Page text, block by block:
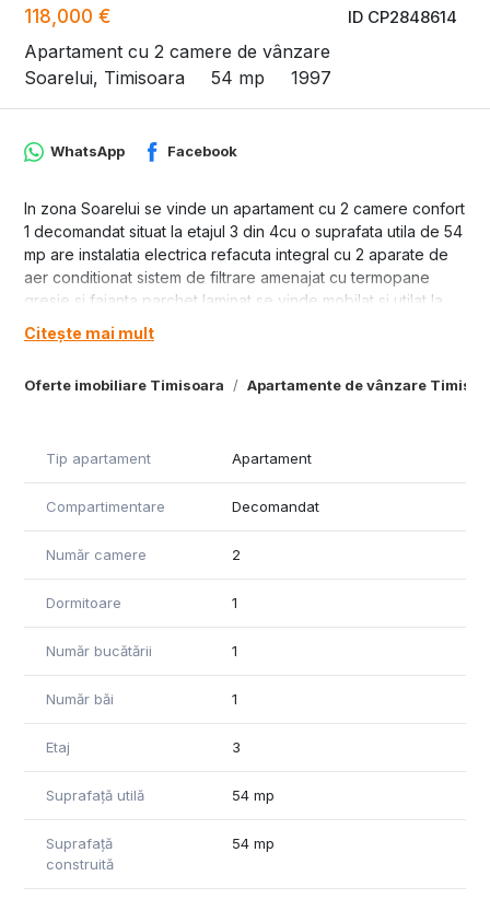
ID CP2848614
118,000 €
Apartament cu 2 camere de vânzare
Soarelui, Timisoara
54 mp 1997
Oferte imobiliare Timisoara Apartamente de vânzare
WhatsApp Facebook
In zona Soarelui se vinde un apartament cu 2 camere confort
1 decomandat situat la etajul 3 din 4cu o suprafata utila de 54
mp are instalatia electrica refacuta integral cu 2 aparate de
aer conditionat sistem de filtrare amenajat cu termopane
gresie si faianta parchet laminat se vinde mobilat si utilat la
pretul de 118000 euro.
Citește mai mult
Tip apartament Apartament
Compartimentare Decomandat
Număr camere 2
Dormitoare 1
Număr bucătării 1
Număr băi 1
Etaj 3
Suprafață utilă 54 mp
Suprafață
construită
54 mp